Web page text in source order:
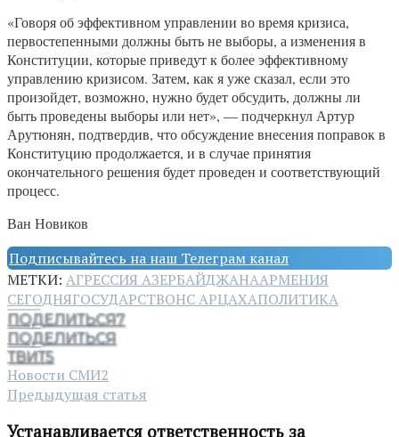
«Говоря об эффективном управлении во время кризиса,
первостепенными должны быть не выборы, а изменения в
Конституции, которые приведут к более эффективному
управлению кризисом. Затем, как я уже сказал, если это
произойдет, возможно, нужно будет обсудить, должны ли
быть проведены выборы или нет», — подчеркнул Артур
Арутюнян, подтвердив, что обсуждение внесения поправок в
Конституцию продолжается, и в случае принятия
окончательного решения будет проведен и соответствующий
процесс.
Ван Новиков
Подписывайтесь на наш Телеграм канал
МЕТКИ: АГРЕССИЯ АЗЕРБАЙДЖАНААРМЕНИЯ
СЕГОДНЯГОСУДАРСТВОНС АРЦАХАПОЛИТИКА
ПОДЕЛИТЬСЯ7
ПОДЕЛИТЬСЯ
ТВИТ5
Новости СМИ2
Предыдущая статья
Устанавливается ответственность за